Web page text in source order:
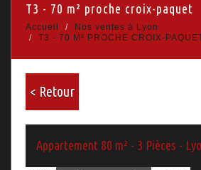
t3 - 70 m² proche croix-paquet
Accueil
Nos ventes à Lyon
T3 - 70 M² PROCHE CROIX-
< Retour
Appartement 80 m² - 3 Pièces -